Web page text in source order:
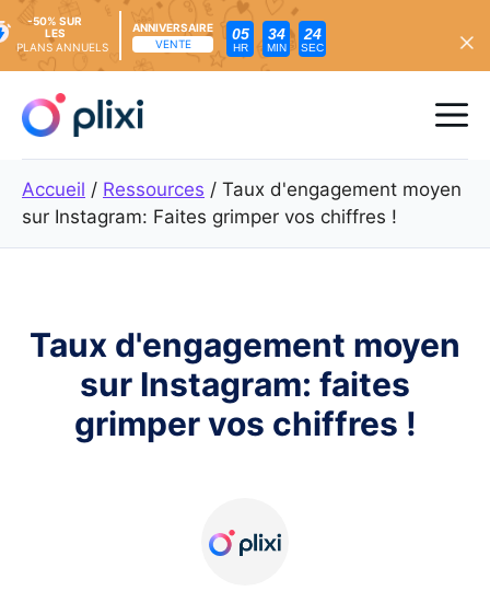
content
-50% SUR
LES
PLANS ANNUELS
ANNIVERSAIRE
VENTE
05
HR
34
MIN
22
SEC
Accueil / Ressources / Taux d'engagement moyen
sur Instagram: Faites grimper vos chiffres !
Taux d'engagement moyen
sur Instagram: faites
grimper vos chiffres !